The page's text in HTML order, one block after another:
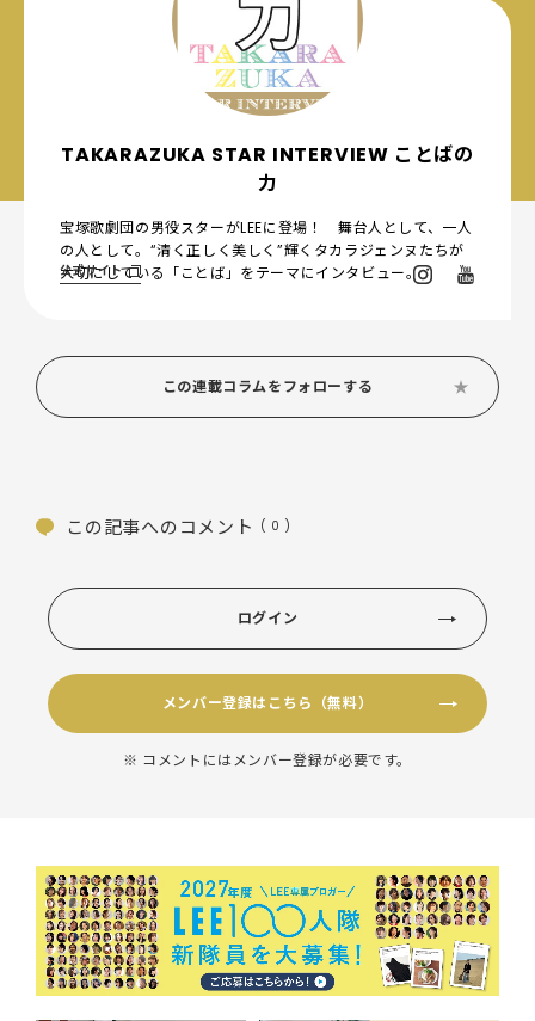
TAKARAZUKA STAR INTERVIEW ことばの
力
宝塚歌劇団の男役スターがLEEに登場！ 舞台人として、一人
の人として。“清く正しく美しく”輝くタカラジェンヌたちが
大切にしている「ことば」をテーマにインタビュー。
公式サイト
この連載コラムをフォローする
この記事へのコメント ( 0 )
ログイン
メンバー登録はこちら（無料）
※ コメントにはメンバー登録が必要です。